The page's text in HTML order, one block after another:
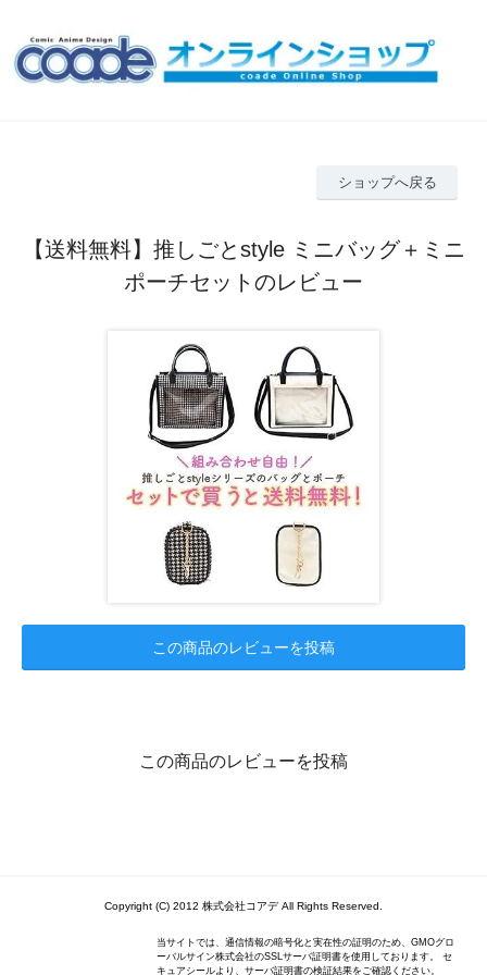
ショップへ戻る
【送料無料】推しごとstyle ミニバッグ＋ミニ
ポーチセットのレビュー
この商品のレビューを投稿
この商品のレビューを投稿
Copyright (C) 2012 株式会社コアデ All Rights Reserved.
当サイトでは、通信情報の暗号化と実在性の証明のため、GMOグロ
ーバルサイン株式会社のSSLサーバ証明書を使用しております。 セ
キュアシールより、サーバ証明書の検証結果をご確認ください。